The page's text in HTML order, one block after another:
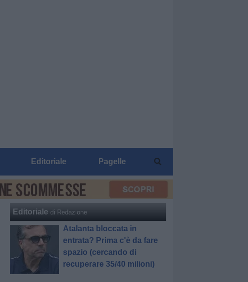
Editoriale Pagelle
Editoriale di Redazione
Atalanta bloccata in
entrata? Prima c'è da fare
spazio (cercando di
recuperare 35/40 milioni)